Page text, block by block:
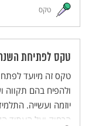
בחלומותיהם ויעלו
טקס
טקס לפתיחת
טקס זה מיועד
ולהפיח בהם
יוזמה ועשייה.
הרחוק ועל העתיד